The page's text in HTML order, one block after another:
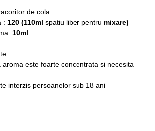
de cola
: 120 (110ml spatiu liber pentru mixare)
10ml
aroma este foarte concentrata si necesita
interzis persoanelor sub 18 ani